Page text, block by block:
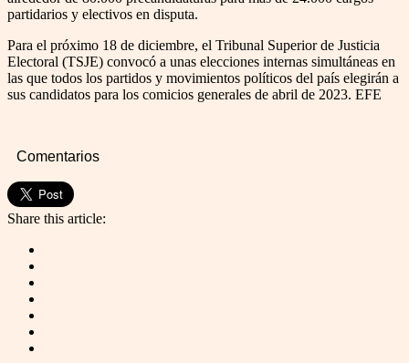
partidarios y electivos en disputa.
Para el próximo 18 de diciembre, el Tribunal Superior de Justicia
Electoral (TSJE) convocó a unas elecciones internas simultáneas en
las que todos los partidos y movimientos políticos del país elegirán a
sus candidatos para los comicios generales de abril de 2023. EFE
Comentarios
Share this article: